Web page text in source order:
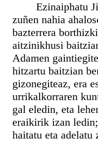
Ezinaiphatu
zuñen nahia
bazterrera
aitzinikhusi
Adamen
hitzartu baitzian
gizonegiteaz, era
urrikalkorraren
gal eledin, eta
eraikirik izan
haitatu eta